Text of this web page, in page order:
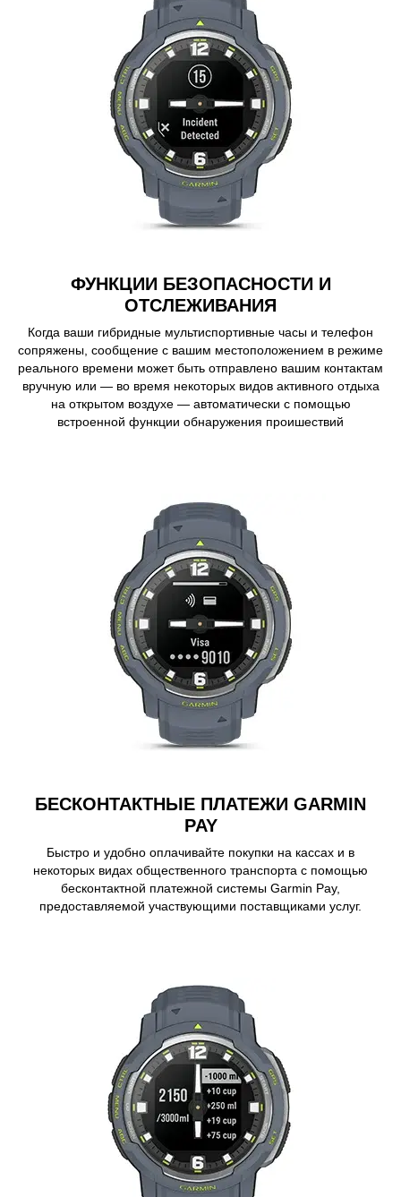
ФУНКЦИИ БЕЗОПАСНОСТИ И
ОТСЛЕЖИВАНИЯ
Когда ваши гибридные мультиспортивные часы и телефон
сопряжены, сообщение с вашим местоположением в режиме
реального времени может быть отправлено вашим контактам
вручную или — во время некоторых видов активного отдыха
на открытом воздухе — автоматически с помощью
встроенной функции обнаружения проишествий
БЕСКОНТАКТНЫЕ ПЛАТЕЖИ GARMIN
PAY
Быстро и удобно оплачивайте покупки на кассах и в
некоторых видах общественного транспорта с помощью
бесконтактной платежной системы Garmin Pay,
предоставляемой участвующими поставщиками услуг.